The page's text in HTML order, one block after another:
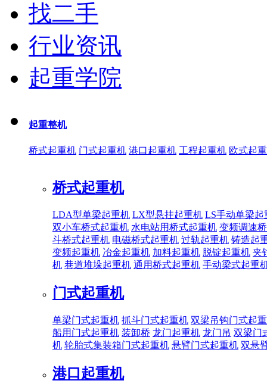
找二手
行业资讯
起重学院
起重整机
桥式起重机 门式起重机 港口起重机 工程起重机 欧式起
桥式起重机
LDA型单梁起重机 LX型悬挂起重机 LS手动单梁起
双小车桥式起重机 水电站用桥式起重机 变频调速
斗桥式起重机 电磁桥式起重机 过轨起重机 铸造起
变频起重机 冶金起重机 加料起重机 脱锭起重机 夹
机 巷道堆垛起重机 通用桥式起重机 手动梁式起重
门式起重机
单梁门式起重机 抓斗门式起重机 双梁吊钩门式起
船用门式起重机 装卸桥 龙门起重机 龙门吊 双梁门
机 轮胎式集装箱门式起重机 悬臂门式起重机 双悬
港口起重机